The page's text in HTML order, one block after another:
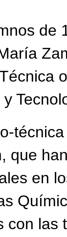
de
que
en
con las